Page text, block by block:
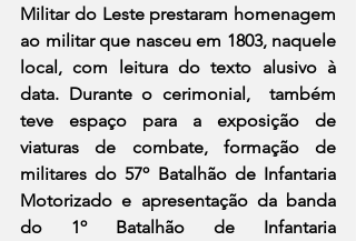
Militar do Leste prestaram homenagem
ao militar que nasceu em 1803, naquele
local, com leitura do texto alusivo à
data. Durante o cerimonial,  também
teve espaço para a exposição de
viaturas de combate, formação de
militares do 57º Batalhão de Infantaria
Motorizado e apresentação da banda
do 1º Batalhão de Infantaria